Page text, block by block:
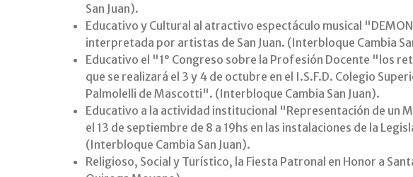
San Juan).
Educativo y Cultural al atractivo espectáculo musical
interpretada por artistas de San Juan. (Interbloque Cambia
Educativo el "1° Congreso sobre la Profesión Docente "los
que se realizará el 3 y 4 de octubre en el I.S.F.D. Colegio
Palmolelli de Mascotti". (Interbloque Cambia San Juan).
Educativo a la actividad institucional "Representación de un
el 13 de septiembre de 8 a 19hs en las instalaciones de la
(Interbloque Cambia San Juan).
Religioso, Social y Turístico, la Fiesta Patronal en Honor a